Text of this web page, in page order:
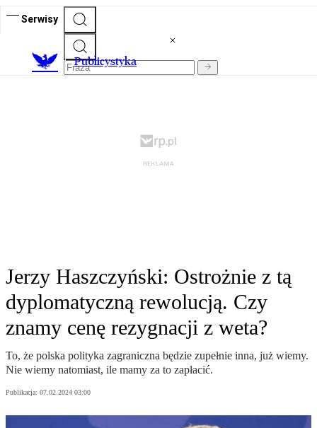
Serwisy
Publicystyka
Jerzy Haszczyński: Ostrożnie z tą
dyplomatyczną rewolucją. Czy
znamy cenę rezygnacji z weta?
To, że polska polityka zagraniczna będzie zupełnie inna, już wiemy.
Nie wiemy natomiast, ile mamy za to zapłacić.
Publikacja: 07.02.2024 03:00